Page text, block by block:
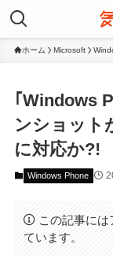
ホーム Microsoft
｢Windows
ンショット
に対応か?!
Windows Phone
この記事に
ています。